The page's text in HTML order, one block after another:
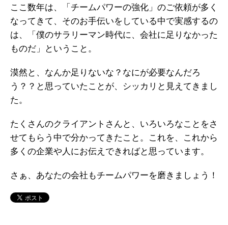
ここ数年は、「チームパワーの強化」のご依頼が多く
なってきて、そのお手伝いをしている中で実感するの
は、「僕のサラリーマン時代に、会社に足りなかった
ものだ」ということ。
漠然と、なんか足りないな？なにが必要なんだろ
う？？と思っていたことが、シッカリと見えてきまし
た。
たくさんのクライアントさんと、いろいろなことをさ
せてもらう中で分かってきたこと。これを、これから
多くの企業や人にお伝えできればと思っています。
さぁ、あなたの会社もチームパワーを磨きましょう！